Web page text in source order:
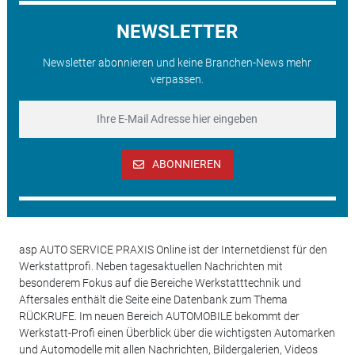
NEWSLETTER
Newsletter abonnieren und keine Branchen-News mehr
verpassen.
ABONNIEREN
asp AUTO SERVICE PRAXIS Online ist der Internetdienst für den
Werkstattprofi. Neben tagesaktuellen Nachrichten mit
besonderem Fokus auf die Bereiche Werkstatttechnik und
Aftersales enthält die Seite eine Datenbank zum Thema
RÜCKRUFE. Im neuen Bereich AUTOMOBILE bekommt der
Werkstatt-Profi einen Überblick über die wichtigsten Automarken
und Automodelle mit allen Nachrichten, Bildergalerien, Videos